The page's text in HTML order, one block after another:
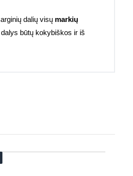
dalių visų markių
būtų kokybiškos ir iš